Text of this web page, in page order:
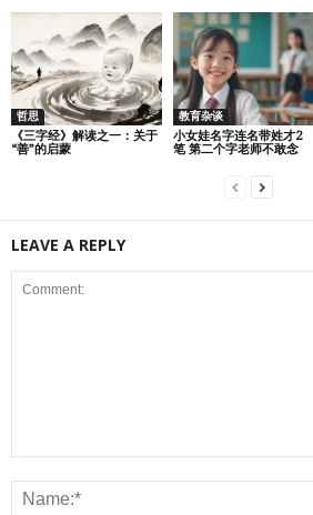
哲思
《三字经》解读之一：关于
“善”的启蒙
教育杂谈
小女娃名字连名带姓才2
笔 第二个字老师不敢念
LEAVE A REPLY